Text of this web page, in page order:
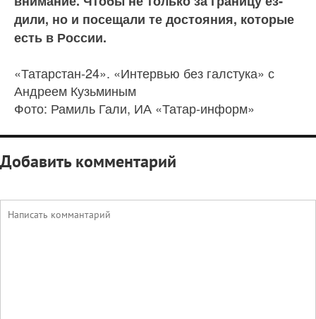
дили, но и посещали те досто­яния, которые
есть в России.
«Татарстан-24». «Интервью без галстука» с
Андреем Кузьминым
Фото: Рамиль Гали, ИА «Татар-информ»
Добавить комментарий